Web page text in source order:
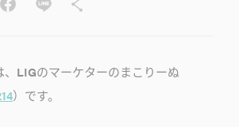
、LIGのマーケターのまこりーぬ
）です。